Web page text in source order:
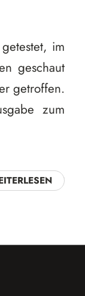
im
geschaut
getroffen.
zum